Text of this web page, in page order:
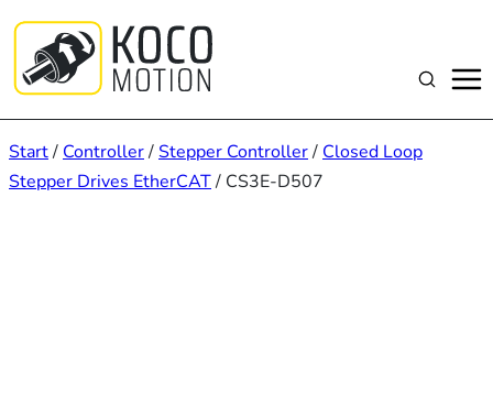
Inhalt
springen
Suchen
Start/ Controller/Stepper Controller/ Closed Loop
Stepper Drives EtherCAT/ CS3E-D507